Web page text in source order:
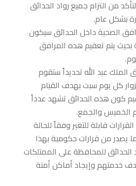
من التزام جميع رواد الحدائق
بشكل عام.
الصحية داخل الحدائق سيكون
يتم تعقيم هذه المرافق
الملك عبد الله تحديداً ستقوم
كل يوم سبت بهدف القيام
كون هذه الحدائق تشهد عدداً
الخميس والجمع.
قابلة للتغير وفقاً للحالة
يصدر من قرارات حكومية بهذا
الحدائق للمحافظة على الممتلكات
خدمتهم وإيجاد أماكن أمنة